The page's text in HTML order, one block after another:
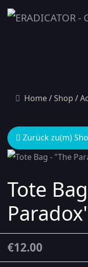
Home Shop
Zurück zu(m)
Tote
€12.00